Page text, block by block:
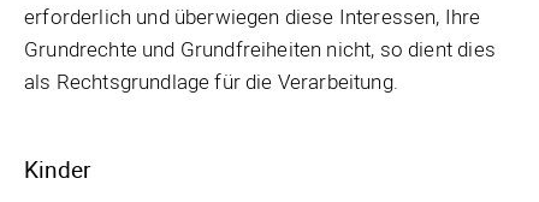
erforderlich und überwiegen diese Interessen, Ihre
Grundrechte und Grundfreiheiten nicht, so dient dies
als Rechtsgrundlage für die Verarbeitung.
Kinder